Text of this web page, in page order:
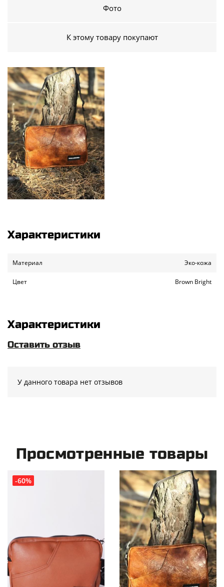
Фото
К этому товару покупают
Характеристики
Материал Эко-кожа
Цвет Brown Bright
Характеристики
Оставить отзыв
У данного товара нет отзывов
Просмотренные товары
-60%